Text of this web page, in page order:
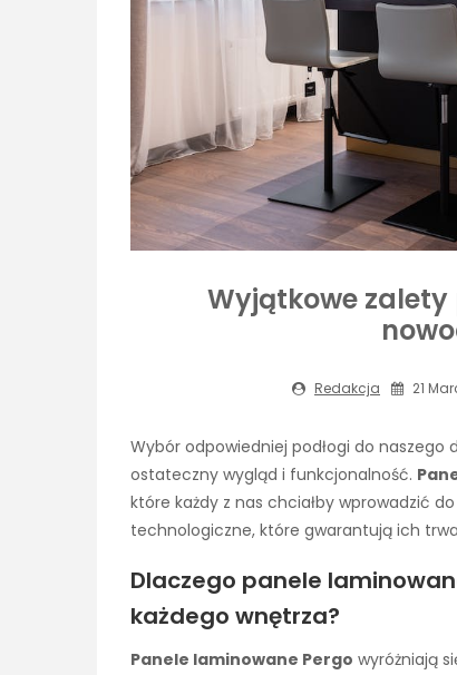
Wyjątkowe
Redakcja 21
Wybór odpowiedniej podłogi do
ostateczny wygląd i funkcjonalność.
które każdy z nas chciałby wprowadzić
technologiczne, które gwarantują ich
Dlaczego panele
każdego wnętrza?
Panele laminowane Pergo wyróżniają